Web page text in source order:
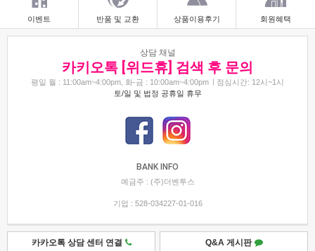
이벤트 반품 및 교환 상품이용후기 회원혜택
상담 채널
카키오톡 [위드휴] 검색 후 문의
평일 월 : 11:00am~4:00pm, 화-금 : 10:00am~4:00pm
점심시간: 12시~1시
토/일 및 법정 공휴일 휴무
BANK INFO
예금주 : (주)더벤투스
기업 : 528-034227-01-016
카카오톡 상담 센터 연결 Q&A 게시판